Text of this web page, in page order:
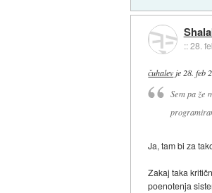
::28.
čuhalev je 28. feb
Sem pa že
Ja, tam bi za
Zakaj taka
poenotenja